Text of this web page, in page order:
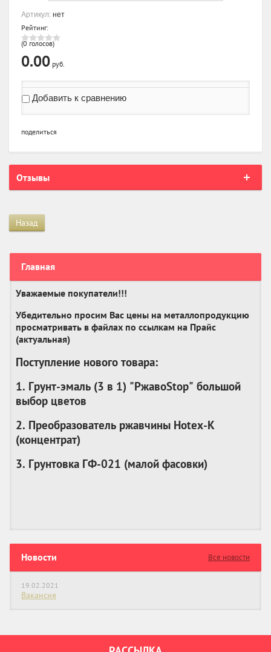
Главная
Уважаемые покупатели!!!
Убедительно просим Вас цены на металлопродукцию
просматривать в файлах по ссылкам на Прайс
(актуальная)
Поступление нового товара:
1. Грунт-эмаль (3 в 1) "РжавоStop" большой
выбор цветов
2. Преобразователь ржавчины Hotex-K
(концентрат)
3. Грунтовка ГФ-021 (малой фасовки)
Новости Все новости
19.02.2021
Вакансия
Артикул: нет
Рейтинг:
(0 голосов)
0.00 руб.
Добавить к сравнению
поделиться
Отзывы
Назад